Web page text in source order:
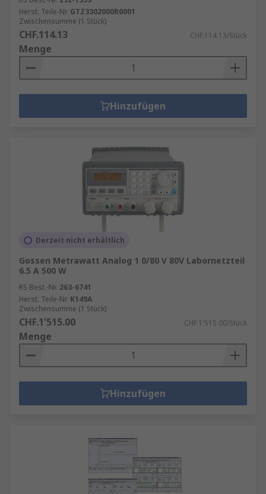
Herst. Teile-Nr. GTZ3302000R0001
Zwischensumme (1 Stück)
CHF.114.13 CHF.114.13/Stück
Menge
Hinzufügen
Derzeit nicht erhältlich
Gossen Metrawatt Analog 1 0/80 V 80V Labornetzteil
6.5 A 500 W
RS Best.-Nr. 263-6741
Herst. Teile-Nr. K149A
Zwischensumme (1 Stück)
CHF.1'515.00 CHF.1'515.00/Stück
Menge
Hinzufügen